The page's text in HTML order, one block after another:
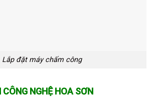
Lắp đặt máy chấm công
NGHỆ HOA SƠN